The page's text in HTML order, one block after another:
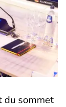
du sommet